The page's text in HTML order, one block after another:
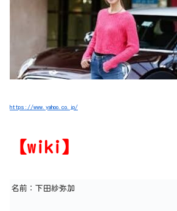
https://www.yahoo.co.jp/
【wiki】
名前：下田紗弥加